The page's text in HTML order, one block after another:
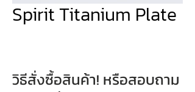
Spirit Titanium Plate
วิธีสั่งซื้อสินค้า! หรือสอบถาม